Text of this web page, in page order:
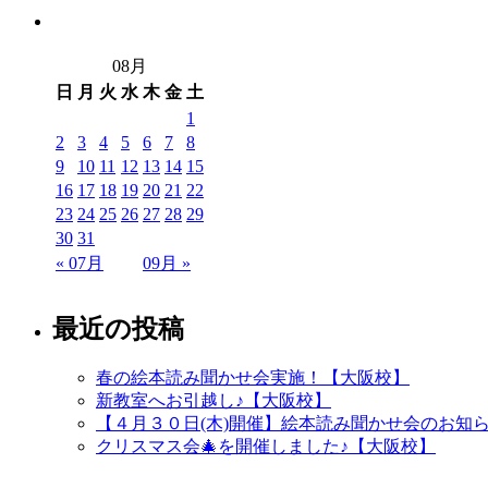
08月
日
月 火 水 木 金 土
« 07月 09月 »
1
2
3 4 5 6 7
8
9
10 11 12 13 14 15
16 17 18 19 20 21 22
23 24 25 26 27 28 29
30 31
最近の投稿
春の絵本読み聞かせ会実施！【大阪校】
新教室へお引越し♪【大阪校】
【４月３０日(木)開催】絵本読み聞かせ会のお知
クリスマス会🎄を開催しました♪【大阪校】